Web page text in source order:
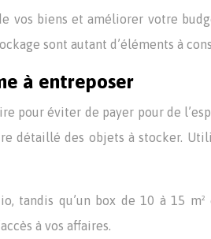
vos biens et améliorer votre
sont autant d’éléments à
à entreposer
éviter de payer pour de
détaillé des objets à stocker.
tandis qu’un box de 10 à 15
à vos affaires.